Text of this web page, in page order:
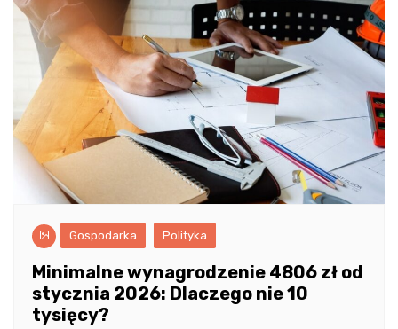
Gospodarka Polityka
Minimalne wynagrodzenie 4806 zł od
stycznia 2026: Dlaczego nie 10
tysięcy?